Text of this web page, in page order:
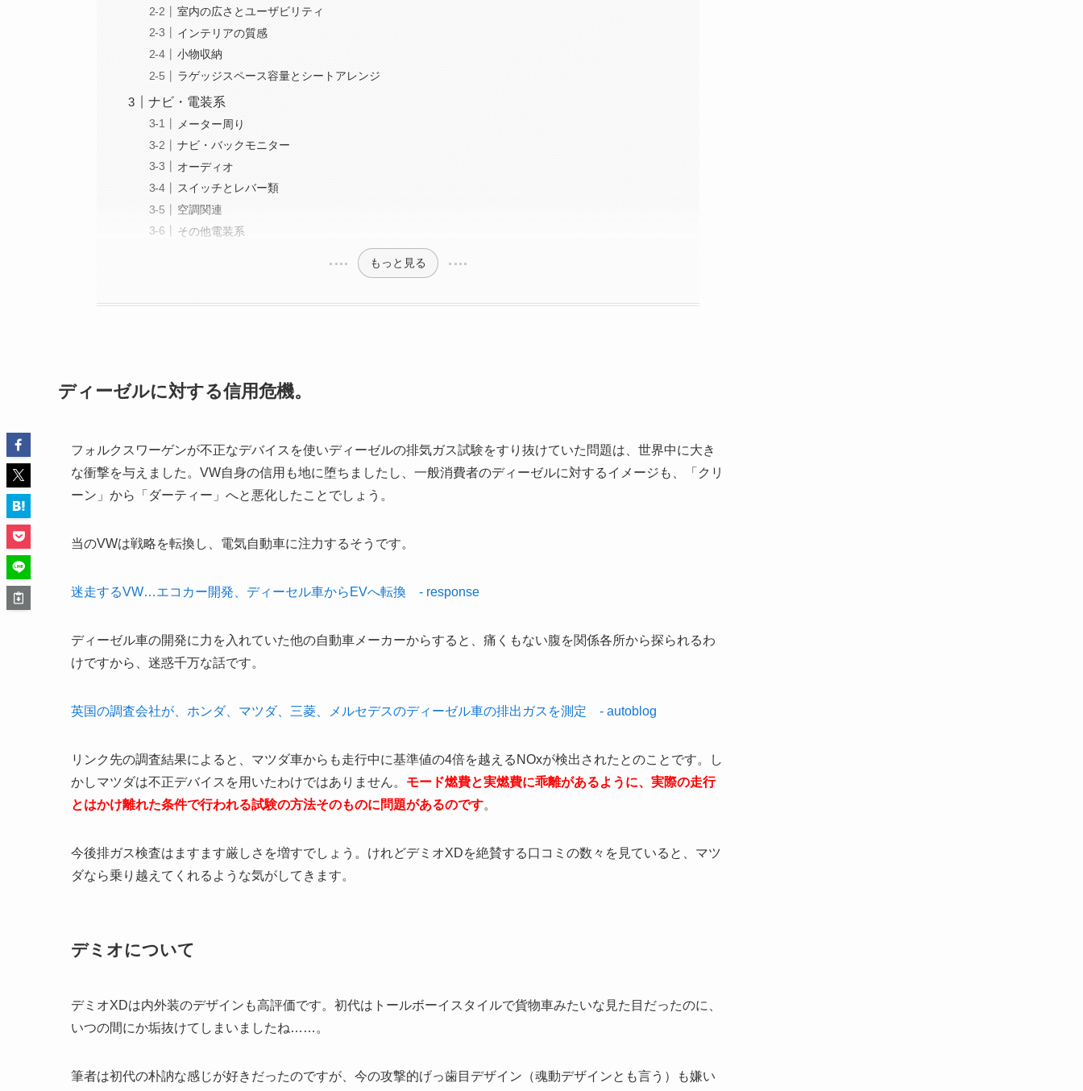
室内の広さとユーザビリティ
インテリアの質感
小物収納
ラゲッジスペース容量とシートアレンジ
ナビ・電装系
メーター周り
ナビ・バックモニター
オーディオ
スイッチとレバー類
空調関連
その他電装系
もっと見る
ディーゼルに対する信用危機。
フォルクスワーゲンが不正なデバイスを使いディーゼルの排気ガス試験をすり抜けていた問題は、世界中に大き
な衝撃を与えました。VW自身の信用も地に堕ちましたし、一般消費者のディーゼルに対するイメージも、「クリ
ーン」から「ダーティー」へと悪化したことでしょう。
当のVWは戦略を転換し、電気自動車に注力するそうです。
迷走するVW…エコカー開発、ディーセル車からEVへ転換 - response
ディーゼル車の開発に力を入れていた他の自動車メーカーからすると、痛くもない腹を関係各所から探られるわ
けですから、迷惑千万な話です。
英国の調査会社が、ホンダ、マツダ、三菱、メルセデスのディーゼル車の排出ガスを測定 - autoblog
リンク先の調査結果によると、マツダ車からも走行中に基準値の4倍を越えるNOxが検出されたとのことです。し
かしマツダは不正デバイスを用いたわけではありません。 モード燃費と実燃費に乖離があるように、実際の走行
とはかけ離れた条件で行われる試験の方法そのものに問題があるのです。
今後排ガス検査はますます厳しさを増すでしょう。けれどデミオXDを絶賛する口コミの数々を見ていると、マツ
ダなら乗り越えてくれるような気がしてきます。
デミオについて
デミオXDは内外装のデザインも高評価です。初代はトールボーイスタイルで貨物車みたいな見た目だったのに、
いつの間にか垢抜けてしまいましたね……。
筆者は初代の朴訥な感じが好きだったのですが、今の攻撃的げっ歯目デザイン（魂動デザインとも言う）も嫌い